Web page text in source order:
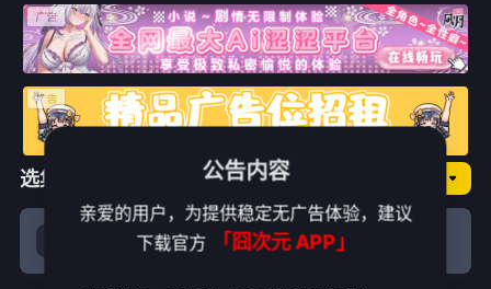
选集播放 公告内容
亲爱的用户，为提供稳定无广告体验，建议
下载官方
「囧次元 APP」